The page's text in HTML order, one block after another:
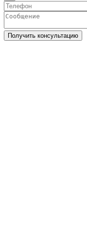
Получить консультацию